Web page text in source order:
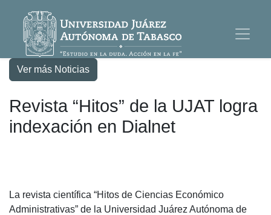
Ver más Noticias
Revista “Hitos” de la UJAT logra
indexación en Dialnet
La revista científica “Hitos de Ciencias Económico
Administrativas” de la Universidad Juárez Autónoma de